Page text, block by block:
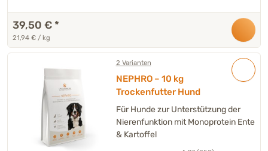
39,50 € *
21,94 € / kg
2 Varianten
NEPHRO – 10 kg
Trockenfutter Hund
Für Hunde zur Unterstützung der
Nierenfunktion mit Monoprotein Ente
& Kartoffel